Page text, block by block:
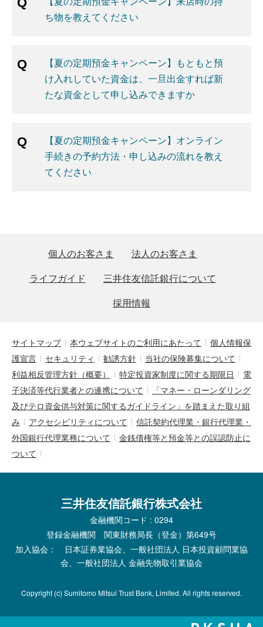
ち物を教えてください
【夏の定期預金キャンペーン】もともと預
け入れしていた資金は、一旦出金すれば新
たな資金として申し込みできますか
【夏の定期預金キャンペーン】オンライン
手続きの予約方法・申し込みの流れを教え
てください
個人のお客さま
法人のお客さま
ライフガイド
三井住友信託銀行について
採用情報
サイトマップ 本ウェブサイトのご利用にあたって
個人情報保
護宣言
セキュリティ 勧誘方針
当社の保険募集について
利益相反管理方針（概要）
特定投資家制度に関する期限日
電
子決済等代行業者との連携について
「マネー・ローンダリング
及びテロ資金供与対策に関するガイドライン」を踏まえた取り組
み
アクセシビリティについて
信託契約代理業・銀行代理業・
外国銀行代理業務について
金銭債権等と預金等との誤認防止に
ついて
三井住友信託銀行株式会社
金融機関コード : 0294
登録金融機関 関東財務局長（登金）第649号
加入協会： 日本証券業協会、一般社団法人 日本投資顧問業協
会、一般社団法人 金融先物取引業協会
Copyright (c) Sumitomo Mitsui Trust Bank, Limited. All rights reserved.